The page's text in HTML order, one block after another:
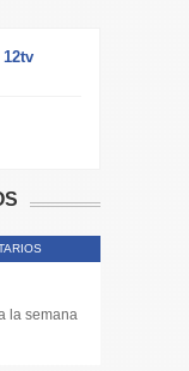
12tv
la semana